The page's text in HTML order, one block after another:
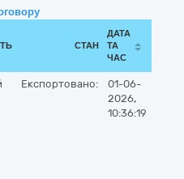
СТАН
ДАТА
ТА
ЧАС
Експортовано:
01-06-
2026,
10:36:19